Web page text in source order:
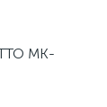
MK-